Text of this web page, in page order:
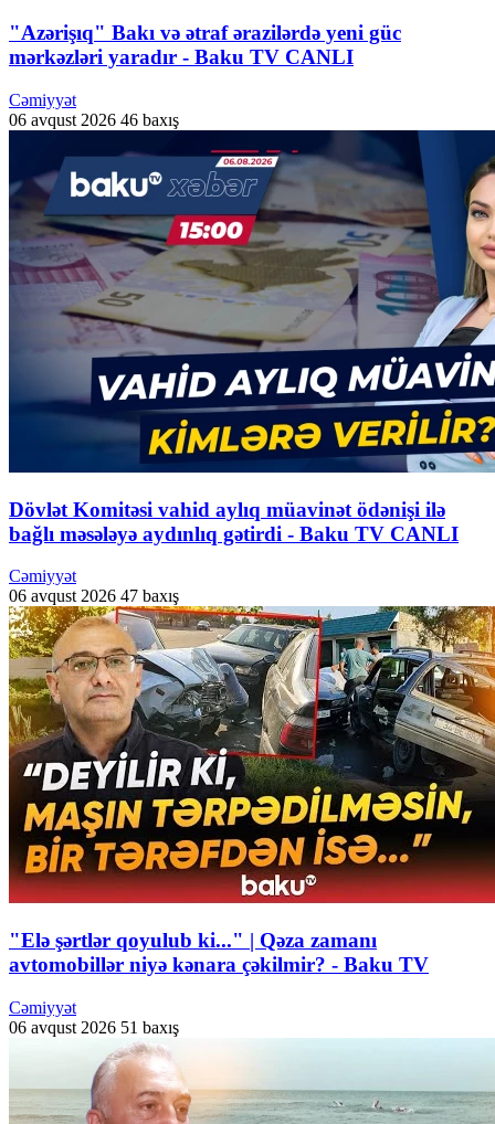
"Azərişıq" Bakı və ətraf ərazilərdə yeni güc
mərkəzləri yaradır - Baku TV CANLI
Cəmiyyət
06 avqust 2026 46 baxış
Dövlət Komitəsi vahid aylıq müavinət ödənişi ilə
bağlı məsələyə aydınlıq gətirdi - Baku TV CANLI
Cəmiyyət
06 avqust 2026 47 baxış
"Elə şərtlər qoyulub ki..." | Qəza zamanı
avtomobillər niyə kənara çəkilmir? - Baku TV
Cəmiyyət
06 avqust 2026 51 baxış